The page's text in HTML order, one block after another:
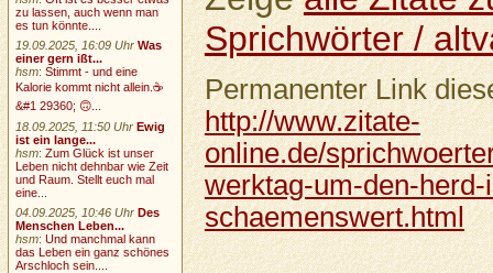
Sprichwörter /
Permanenter Link
http://www.zitate-
online.de/
werktag-um-den-
schaemenswert.html
zu lassen, auch wenn man
es tun könnte....
19.09.2025, 16:09 Uhr Was
einer gern ißt...
hsm:Stimmt - und eine
Kalorie kommt nicht allein.☕
&#1 29360; 🙃...
18.09.2025, 11:50 Uhr Ewig
ist ein lange...
hsm:Zum Glück ist unser
Leben nicht dehnbar wie Zeit
und Raum. Stellt euch mal
eine...
04.09.2025, 10:46 Uhr Des
Menschen Leben...
hsm:Und manchmal kann
das Leben ein ganz schönes
Arschloch sein....